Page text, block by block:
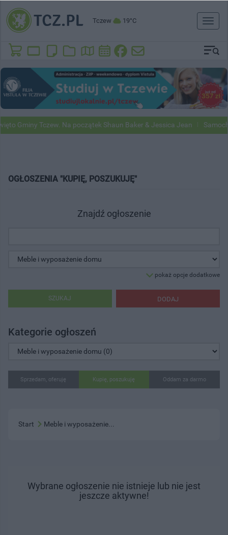
Tczew 19°C
Toggle
Gminy Tczew. Na początek Shaun Baker & Jessica Jean
OGŁOSZENIA "KUPIĘ, POSZUKUJĘ"
Znajdź ogłoszenie
pokaż opcje dodatkowe
DODAJ
SZUKAJ
Kategorie ogłoszeń
Sprzedam, oferuję Kupię, poszukuję Oddam za darmo
Start Meble i wyposażenie...
Wybrane ogłoszenie nie istnieje lub nie jest
jeszcze aktywne!